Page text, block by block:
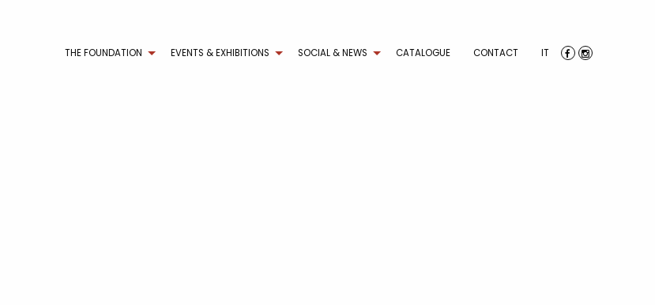
THE FOUNDATION EVENTS & EXHIBITIONS SOCIAL & NEWS CATALOGUE CONTACT IT